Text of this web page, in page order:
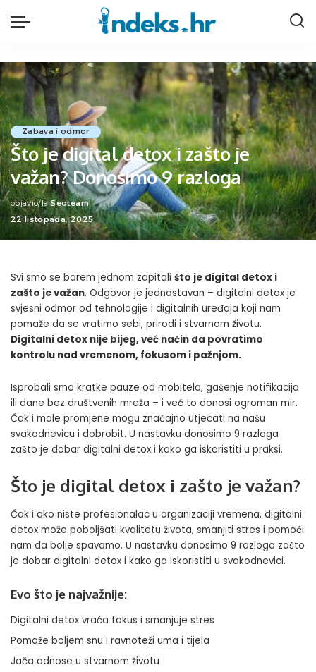
Zabava i odmor
Što je digital detox i zašto je
važan? Donosimo 9 razloga
Posted
by
objavio/la Seoteam
22 listopada, 2025
Svi smo se barem jednom zapitali što je digital detox i
zašto je važan. Odgovor je jednostavan – digitalni detox je
svjesni odmor od tehnologije i digitalnih uređaja koji nam
pomaže da se vratimo sebi, prirodi i stvarnom životu.
Digitalni detox nije bijeg, već način da povratimo
kontrolu nad vremenom, fokusom i pažnjom.
Isprobali smo kratke pauze od mobitela, gašenje notifikacija
ili dane bez društvenih mreža – i već to donosi ogroman mir.
Čak i male promjene mogu značajno utjecati na našu
svakodnevicu i dobrobit. U nastavku donosimo 9 razloga
zašto je dobar digitalni detox i kako ga iskoristiti u praksi.
Što je digital detox i zašto je važan?
Čak i ako niste profesionalac u organizaciji vremena, digitalni
detox može poboljšati kvalitetu života, smanjiti stres i pomoći
nam da bolje spavamo. U nastavku donosimo 9 razloga zašto
je dobar digitalni detox i kako ga iskoristiti u svakodnevici.
Evo što je najvažnije:
Digitalni detox vraća fokus i smanjuje stres
Pomaže boljem snu i ravnoteži uma i tijela
Jača odnose u stvarnom životu